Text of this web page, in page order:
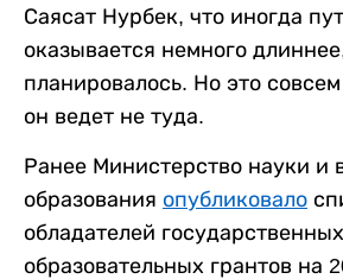
Саясат Нурбек, что иногда
оказывается немного
планировалось. Но это
он ведет не туда.
Ранее Министерство науки и
образования опубликовало
обладателей государственных
образовательных грантов на